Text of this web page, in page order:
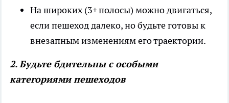
На широких (3+ полосы) можно двигаться,
если пешеход далеко, но будьте готовы к
внезапным изменениям его траектории.
2. Будьте бдительны с особыми
категориями пешеходов